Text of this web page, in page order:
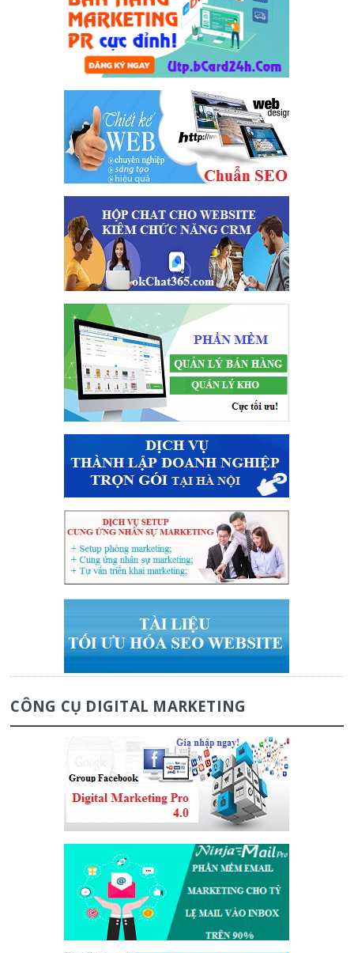
CÔNG CỤ DIGITAL MARKETING